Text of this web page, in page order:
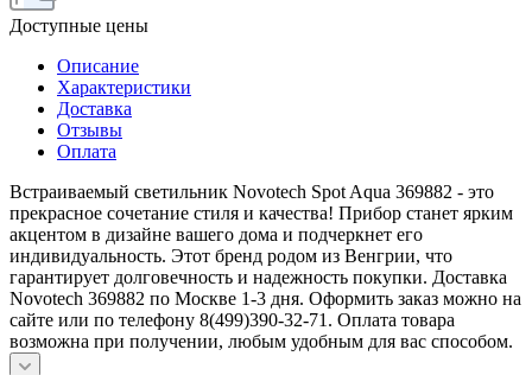
Доступные цены
Описание
Характеристики
Доставка
Отзывы
Оплата
Встраиваемый светильник Novotech Spot Aqua 369882 - это
прекрасное сочетание стиля и качества! Прибор станет ярким
акцентом в дизайне вашего дома и подчеркнет его
индивидуальность. Этот бренд родом из Венгрии, что
гарантирует долговечность и надежность покупки. Доставка
Novotech 369882 по Москве 1-3 дня. Оформить заказ можно на
сайте или по телефону 8(499)390-32-71. Оплата товара
возможна при получении, любым удобным для вас способом.